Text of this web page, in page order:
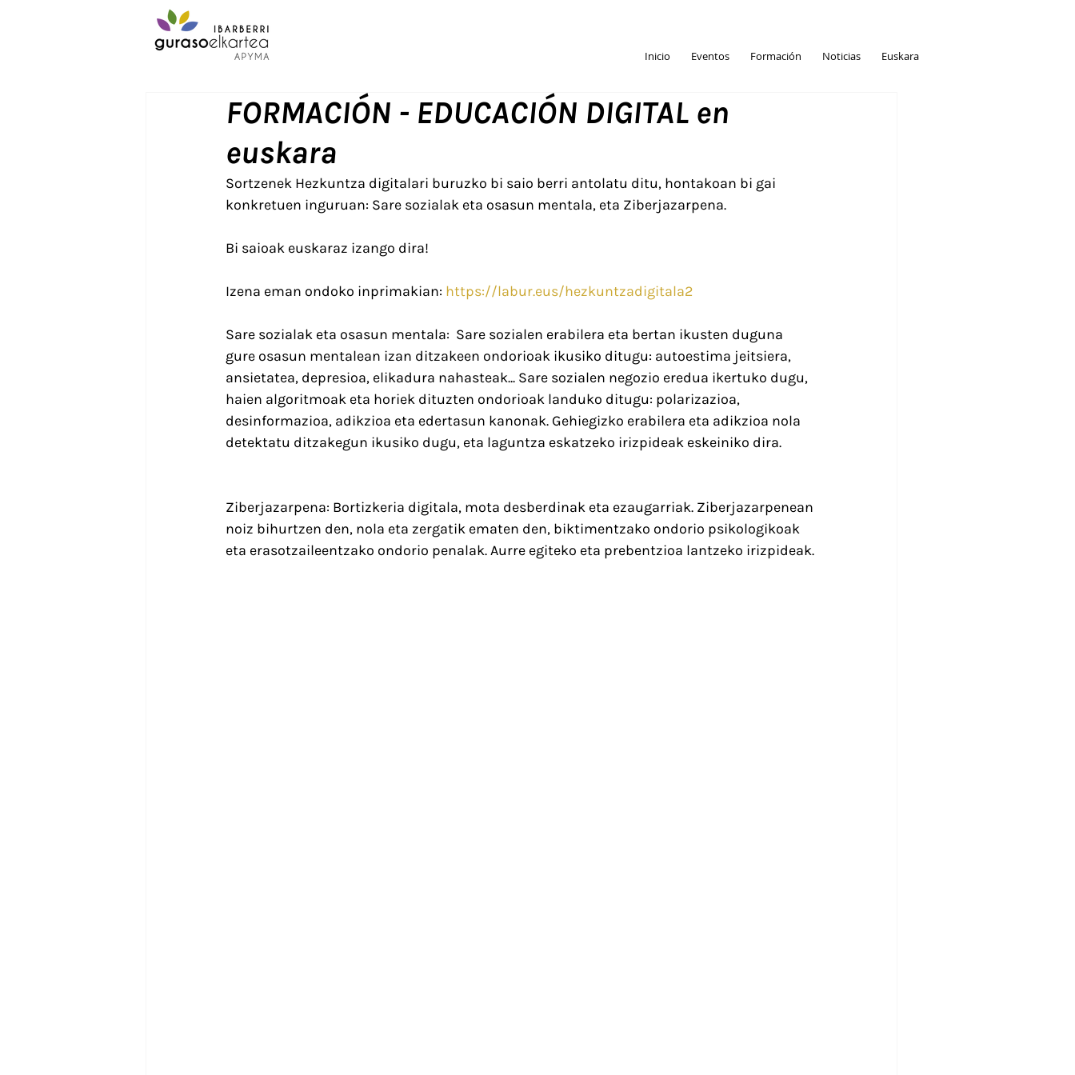
Inicio Eventos Formación Noticias Euskara
FORMACIÓN - EDUCACIÓN DIGITAL en
euskara
Sortzenek Hezkuntza digitalari buruzko bi saio berri antolatu ditu, hontakoan bi gai
konkretuen inguruan: Sare sozialak eta osasun mentala, eta Ziberjazarpena.
Bi saioak euskaraz izango dira!
Izena eman ondoko inprimakian: https://labur.eus/hezkuntzadigitala2
Sare sozialak eta osasun mentala:  Sare sozialen erabilera eta bertan ikusten duguna
gure osasun mentalean izan ditzakeen ondorioak ikusiko ditugu: autoestima jeitsiera,
ansietatea, depresioa, elikadura nahasteak... Sare sozialen negozio eredua ikertuko dugu,
haien algoritmoak eta horiek dituzten ondorioak landuko ditugu: polarizazioa,
desinformazioa, adikzioa eta edertasun kanonak. Gehiegizko erabilera eta adikzioa nola
detektatu ditzakegun ikusiko dugu, eta laguntza eskatzeko irizpideak eskeiniko dira.
Ziberjazarpena: Bortizkeria digitala, mota desberdinak eta ezaugarriak. Ziberjazarpenean
noiz bihurtzen den, nola eta zergatik ematen den, biktimentzako ondorio psikologikoak
eta erasotzaileentzako ondorio penalak. Aurre egiteko eta prebentzioa lantzeko irizpideak.